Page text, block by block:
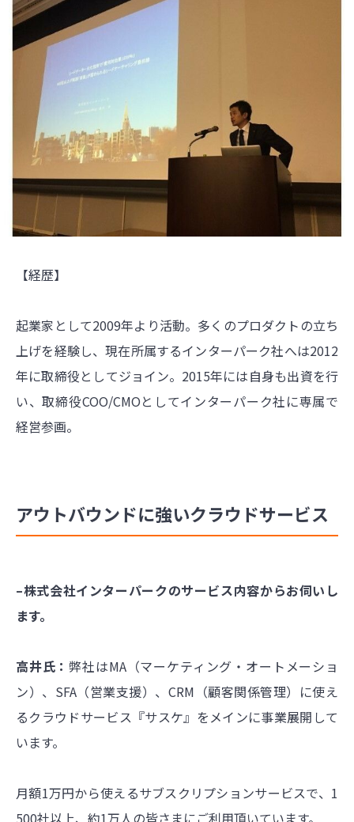
【経歴】
起業家として2009年より活動。多くのプロダクトの立ち
上げを経験し、現在所属するインターパーク社へは2012
年に取締役としてジョイン。2015年には自身も出資を行
い、取締役COO/CMOとしてインターパーク社に専属で
経営参画。
アウトバウンドに強いクラウドサービス
–株式会社インターパークのサービス内容からお伺いし
ます。
高井氏：弊社はMA（マーケティング・オートメーショ
ン）、SFA（営業支援）、CRM（顧客関係管理）に使え
るクラウドサービス『サスケ』をメインに事業展開して
います。
月額1万円から使えるサブスクリプションサービスで、1
500社以上、約1万人の皆さまにご利用頂いています。